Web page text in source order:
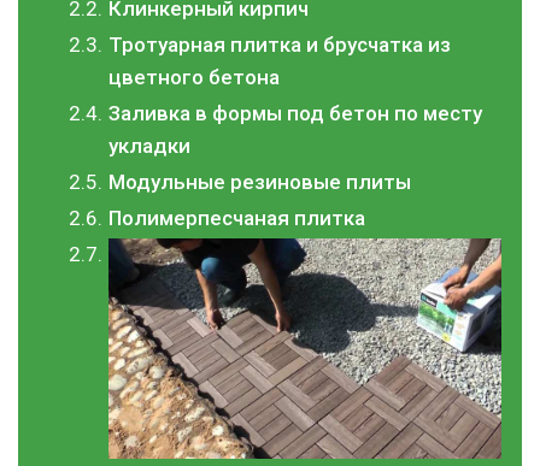
Клинкерный кирпич
Тротуарная плитка и брусчатка из
цветного бетона
Заливка в формы под бетон по месту
укладки
Модульные резиновые плиты
Полимерпесчаная плитка